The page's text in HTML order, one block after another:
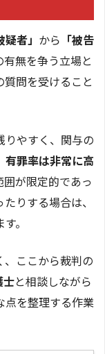
疑者」 から 「被告
無を争う立場と
問を受けること
りやすく、関与の
有罪率は非常に高
が限定的であっ
りする場合は、
。
ここから裁判の
士と相談しながら
点を整理する作業